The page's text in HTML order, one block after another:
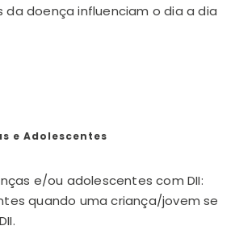
da doença influenciam o dia a dia
e Adolescentes
e/ou adolescentes com DII:
quando uma criança/jovem se